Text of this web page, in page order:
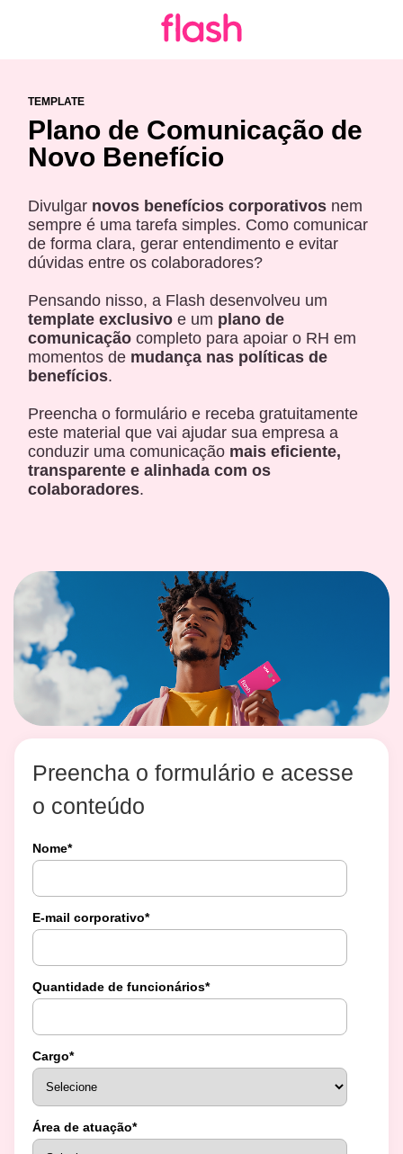
TEMPLATE
Plano de Comunicação de
Novo Benefício
Divulgar novos benefícios corporativos nem
sempre é uma tarefa simples. Como comunicar
de forma clara, gerar entendimento e evitar
dúvidas entre os colaboradores?
Pensando nisso, a Flash desenvolveu um
template exclusivo e um plano de
comunicação completo para apoiar o RH em
momentos de mudança nas políticas de
benefícios.
Preencha o formulário e receba gratuitamente
este material que vai ajudar sua empresa a
conduzir uma comunicação mais eficiente,
transparente e alinhada com os
colaboradores.
Preencha o formulário e acesse
o conteúdo
Nome*
E-mail corporativo*
Quantidade de funcionários*
Cargo*
Área de atuação*